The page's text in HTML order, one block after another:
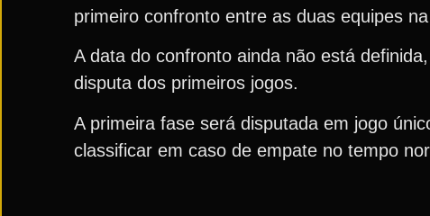
primeiro confronto entre as duas equipes
A data do confronto ainda não está
disputa dos primeiros jogos.
A primeira fase será disputada em jogo
classificar em caso de empate no tempo